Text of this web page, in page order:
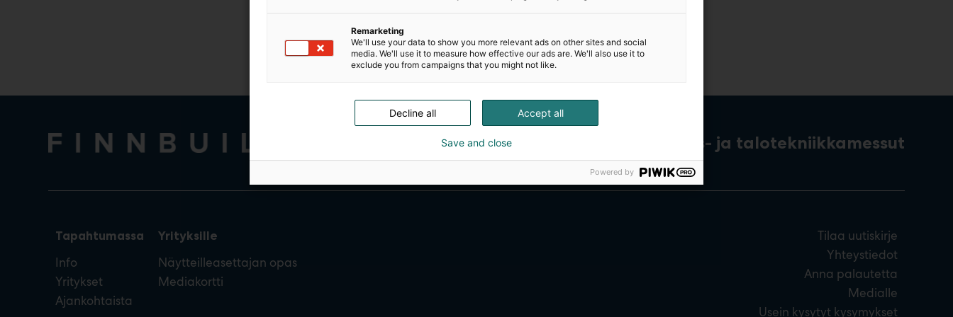
Kansainväliset rakennus- ja talotekniikkamessut
Tapahtumassa
Info
Yritykset
Ajankohtaista
Yrityksille
Näytteilleasettajan opas
Mediakortti
Tilaa uutiskirje
Yhteystiedot
Anna palautetta
Medialle
Usein kysytyt kysymykset
Remarketing
We'll use your data to show you more relevant ads on other sites and social
media. We'll use it to measure how effective our ads are. We'll also use it to
exclude you from campaigns that you might not like.
Accept all
Decline all
Save and close
Powered by